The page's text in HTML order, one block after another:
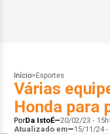
Início> Esportes
Várias
Honda para
PorDa IstoÉ 20/02/23 -
Atualizado em
15/11/24 -